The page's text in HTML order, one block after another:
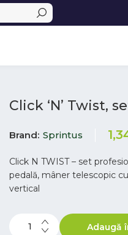
Click ‘N’ Twist,
Brand Sprintus
Click N TWIST – set
pedală, mâner telescopic
vertical
Adaugă